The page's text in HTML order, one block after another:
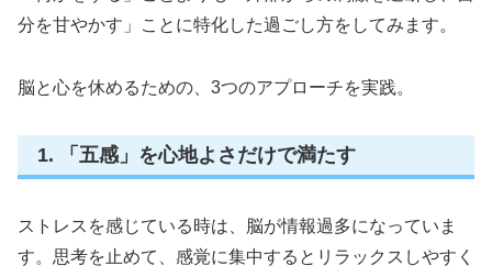
分を甘やかす」ことに特化した過ごし方をしてみます。
脳と心を休めるための、3つのアプローチを実践。
1. 「五感」を心地よさだけで満たす
ストレスを感じている時は、脳が情報過多になっていま
す。思考を止めて、感覚に集中するとリラックスしやすく